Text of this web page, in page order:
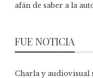
afán de saber a la
FUE NOTICIA
Charla y audiovisual